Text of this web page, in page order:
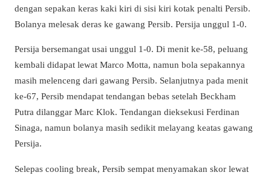
dengan sepakan keras kaki kiri di sisi kiri kotak penalti Persib.
Bolanya melesak deras ke gawang Persib. Persija unggul 1-0.
Persija bersemangat usai unggul 1-0. Di menit ke-58, peluang
kembali didapat lewat Marco Motta, namun bola sepakannya
masih melenceng dari gawang Persib. Selanjutnya pada menit
ke-67, Persib mendapat tendangan bebas setelah Beckham
Putra dilanggar Marc Klok. Tendangan dieksekusi Ferdinan
Sinaga, namun bolanya masih sedikit melayang keatas gawang
Persija.
Selepas cooling break, Persib sempat menyamakan skor lewat